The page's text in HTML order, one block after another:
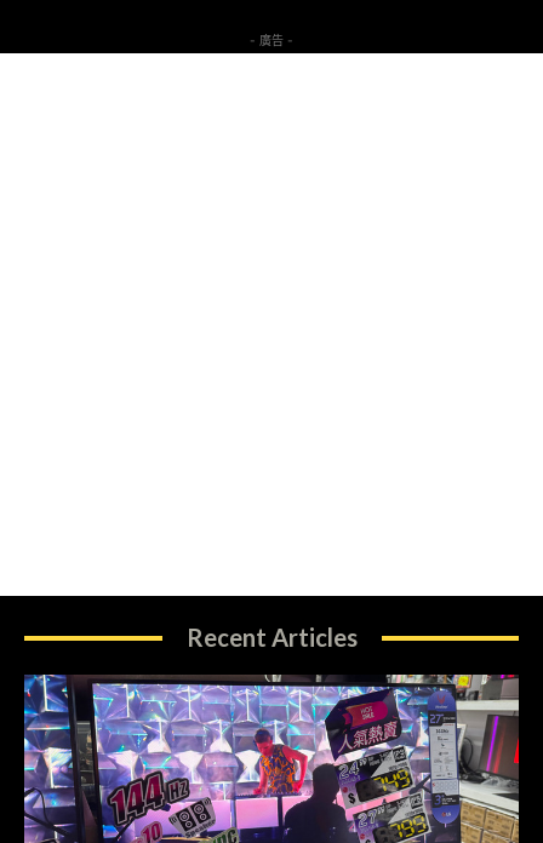
- 廣告 -
Recent Articles